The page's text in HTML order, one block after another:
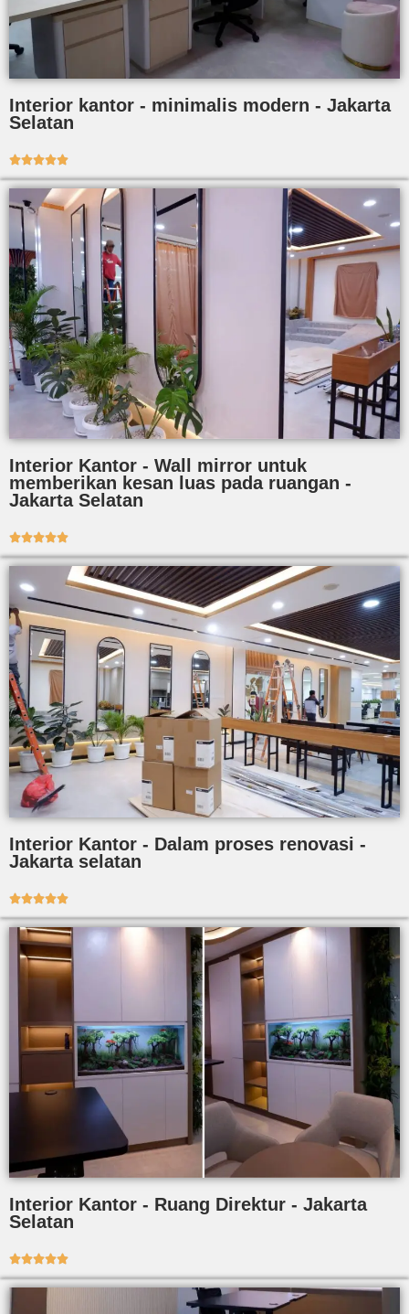
Interior kantor - minimalis modern - Jakarta
Selatan

Interior Kantor - Wall mirror untuk
memberikan kesan luas pada ruangan -
Jakarta Selatan

Interior Kantor - Dalam proses renovasi -
Jakarta selatan

Interior Kantor - Ruang Direktur - Jakarta
Selatan
